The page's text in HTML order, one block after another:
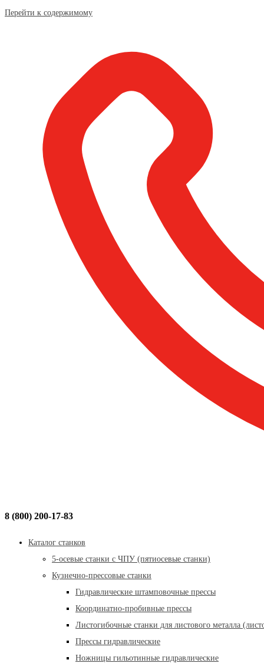
Перейти к содержимому
8 (800) 200-17-83
Каталог станков
5-осевые станки с ЧПУ (пятиосевые станки)
Кузнечно-прессовые станки
Гидравлические штамповочные прессы
Координатно-пробивные прессы
Листогибочные станки для листового металла
Прессы гидравлические
Ножницы гильотинные гидравлические